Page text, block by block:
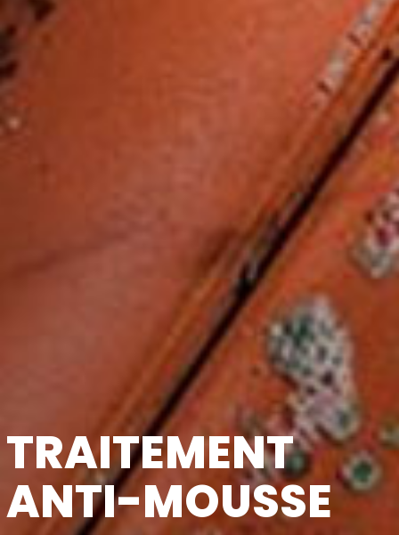
TRAITEMENT
ANTI-MOUSSE